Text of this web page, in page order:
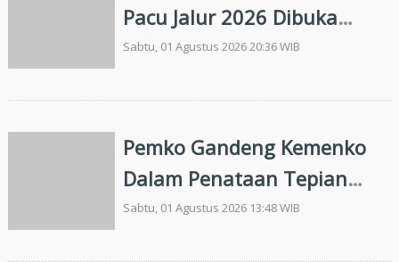
Pacu Jalur 2026 Dibuka
Menteri Sosial
Sabtu, 01 Agustus 2026 20:36 WIB
Pemko Gandeng Kemenko
Dalam Penataan Tepian
Sungai Sail
Sabtu, 01 Agustus 2026 13:48 WIB